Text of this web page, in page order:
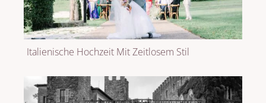
Italienische Hochzeit Mit Zeitlosem Stil